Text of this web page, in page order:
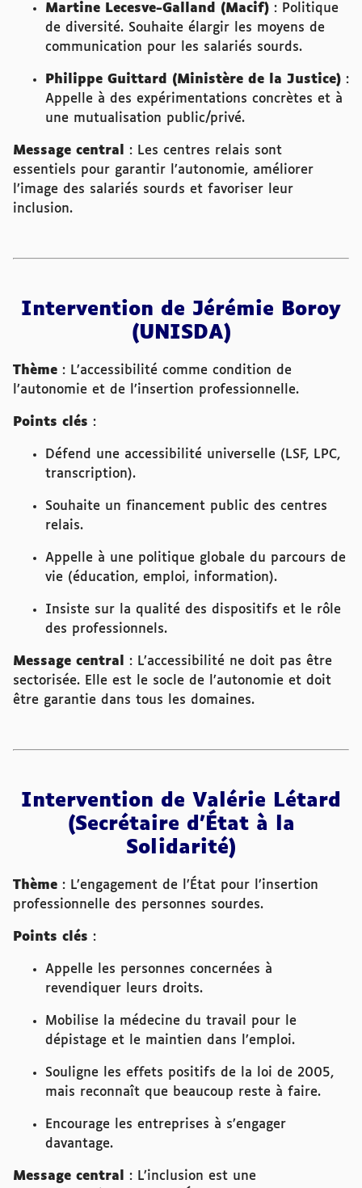
Martine Lecesve-Galland (Macif) : Politique
de diversité. Souhaite élargir les moyens de
communication pour les salariés sourds.
Philippe Guittard (Ministère de la Justice) :
Appelle à des expérimentations concrètes et à
une mutualisation public/privé.
Message central
: Les centres relais sont
essentiels pour garantir l’autonomie, améliorer
l’image des salariés sourds et favoriser leur
inclusion.
Intervention de Jérémie Boroy
(UNISDA)
Thème : L’accessibilité comme condition de
l’autonomie et de l’insertion professionnelle.
Points clés :
Défend une accessibilité universelle (LSF, LPC,
transcription).
Souhaite un financement public des centres
relais.
Appelle à une politique globale du parcours de
vie (éducation, emploi, information).
Insiste sur la qualité des dispositifs et le rôle
des professionnels.
Message central
: L’accessibilité ne doit pas être
sectorisée. Elle est le socle de l’autonomie et doit
être garantie dans tous les domaines.
Intervention de Valérie Létard
(Secrétaire d’État à la
Solidarité)
Thème : L’engagement de l’État pour l’insertion
professionnelle des personnes sourdes.
Points clés :
Appelle les personnes concernées à
revendiquer leurs droits.
Mobilise la médecine du travail pour le
dépistage et le maintien dans l’emploi.
Souligne les effets positifs de la loi de 2005,
mais reconnaît que beaucoup reste à faire.
Encourage les entreprises à s’engager
davantage.
Message central : L’inclusion est une